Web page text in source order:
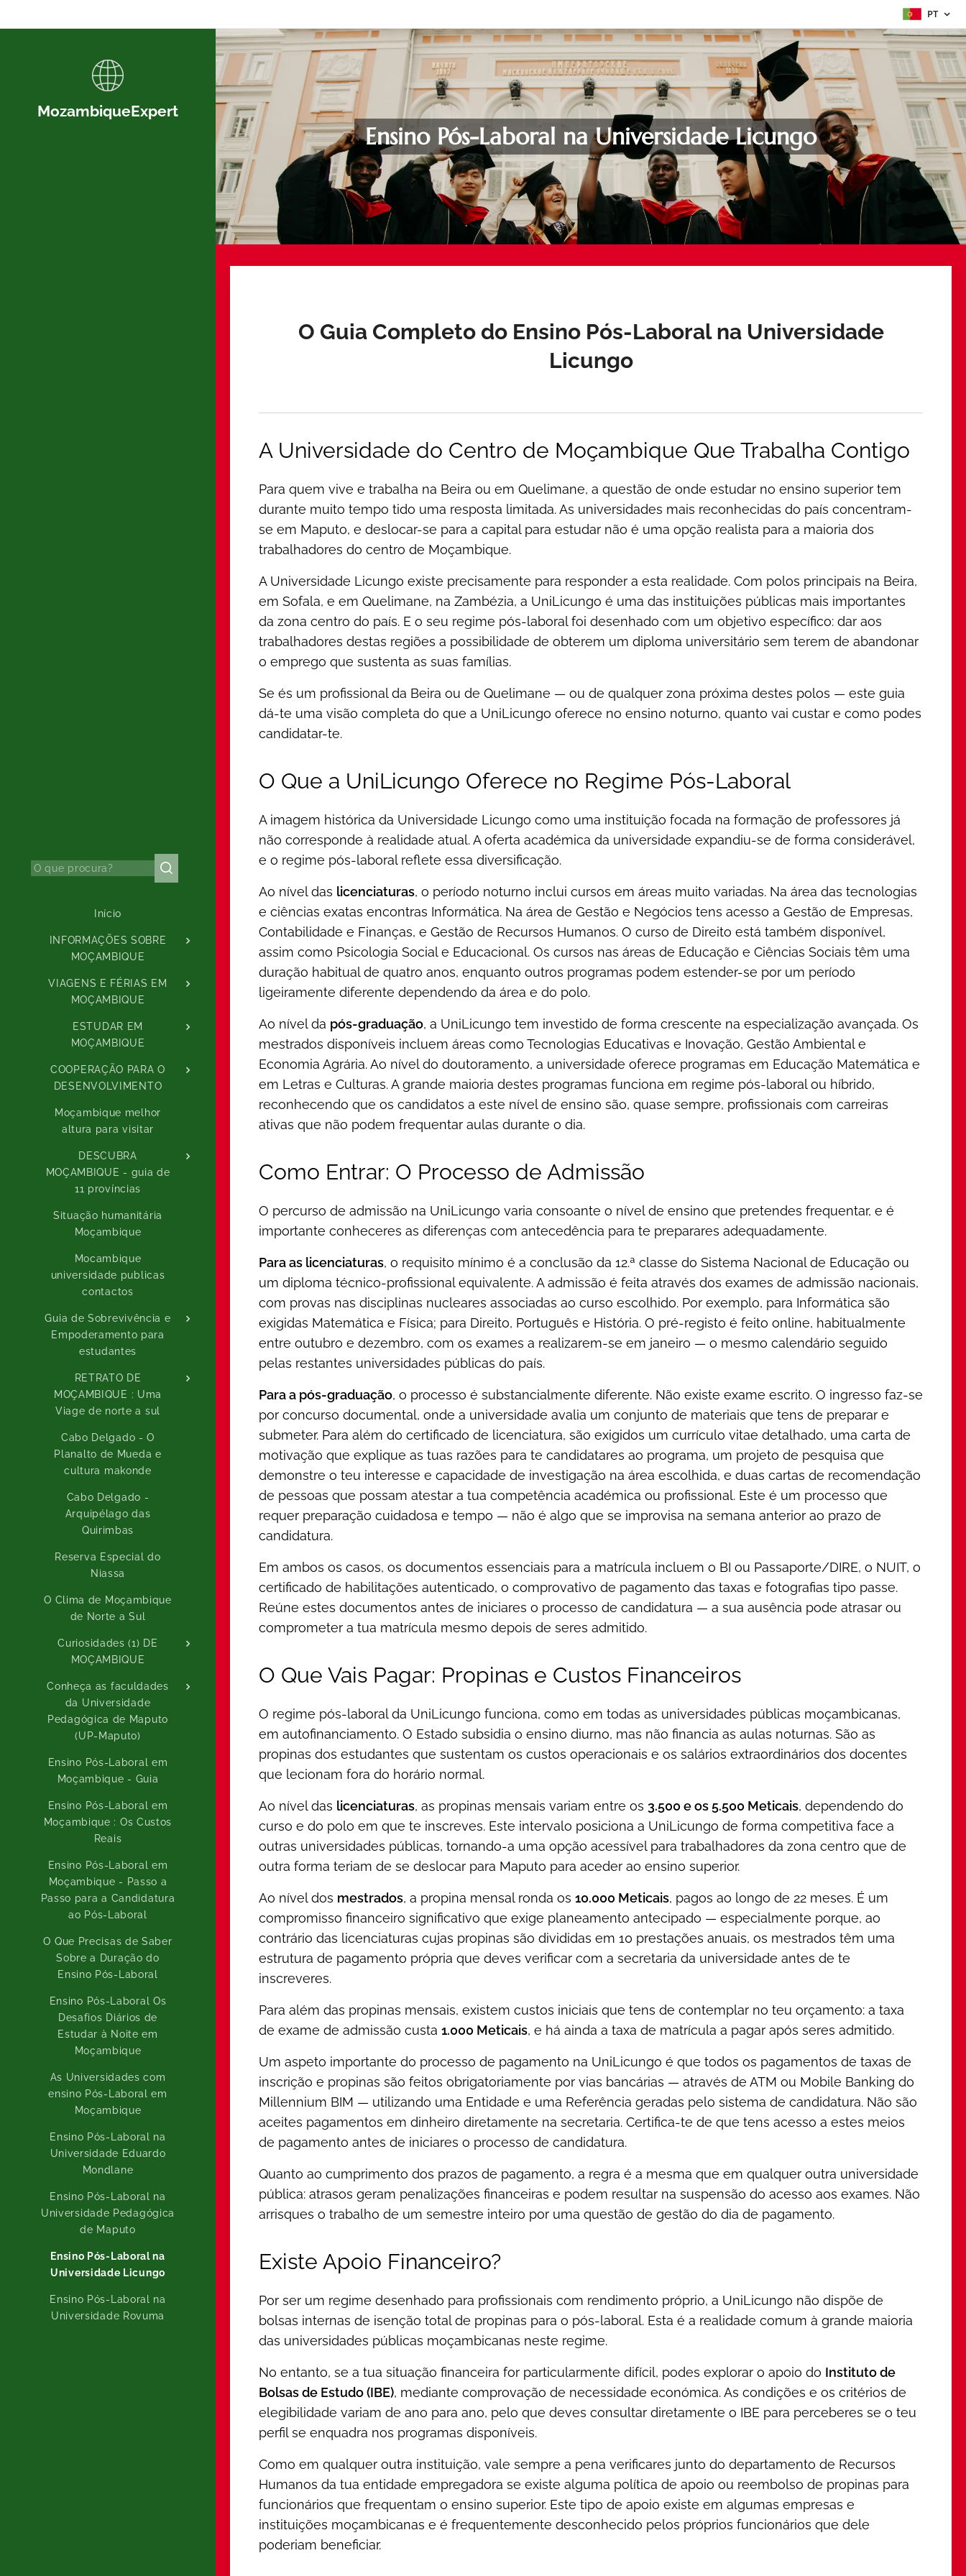
PT
MozambiqueExpert
Início
INFORMAÇÕES SOBRE
MOÇAMBIQUE
VIAGENS E FÉRIAS EM
MOÇAMBIQUE
ESTUDAR EM
MOÇAMBIQUE
COOPERAÇÃO PARA O
DESENVOLVIMENTO
Moçambique melhor
altura para visitar
DESCUBRA
MOÇAMBIQUE - guia de
11 províncias
Situação humanitária
Moçambique
Mocambique
universidade publicas
contactos
Guia de Sobrevivência e
Empoderamento para
estudantes
RETRATO DE
MOÇAMBIQUE : Uma
Viage de norte a sul
Cabo Delgado - O
Planalto de Mueda e
cultura makonde
Cabo Delgado -
Arquipélago das
Quirimbas
Reserva Especial do
Niassa
O Clima de Moçambique
de Norte a Sul
Curiosidades (1) DE
MOÇAMBIQUE
Conheça as faculdades
da Universidade
Pedagógica de Maputo
(UP-Maputo)
Ensino Pós-Laboral em
Moçambique - Guia
Ensino Pós-Laboral em
Moçambique : Os Custos
Reais
Ensino Pós-Laboral em
Moçambique - Passo a
Passo para a Candidatura
ao Pós-Laboral
O Que Precisas de Saber
Sobre a Duração do
Ensino Pós-Laboral
Ensino Pós-Laboral Os
Desafios Diários de
Estudar à Noite em
Moçambique
As Universidades com
ensino Pós-Laboral em
Moçambique
Ensino Pós-Laboral na
Universidade Eduardo
Mondlane
Ensino Pós-Laboral na
Universidade Pedagógica
de Maputo
Ensino Pós-Laboral na
Universidade Licungo
Ensino Pós-Laboral na
Universidade Rovuma
Ensino Pós-Laboral na Universidade Licungo
O Guia Completo do Ensino Pós-Laboral na Universidade
Licungo
A Universidade do Centro de Moçambique Que Trabalha Contigo
Para quem vive e trabalha na Beira ou em Quelimane, a questão de onde estudar no ensino superior tem
durante muito tempo tido uma resposta limitada. As universidades mais reconhecidas do país concentram-
se em Maputo, e deslocar-se para a capital para estudar não é uma opção realista para a maioria dos
trabalhadores do centro de Moçambique.
A Universidade Licungo existe precisamente para responder a esta realidade. Com polos principais na Beira,
em Sofala, e em Quelimane, na Zambézia, a UniLicungo é uma das instituições públicas mais importantes
da zona centro do país. E o seu regime pós-laboral foi desenhado com um objetivo específico: dar aos
trabalhadores destas regiões a possibilidade de obterem um diploma universitário sem terem de abandonar
o emprego que sustenta as suas famílias.
Se és um profissional da Beira ou de Quelimane — ou de qualquer zona próxima destes polos — este guia
dá-te uma visão completa do que a UniLicungo oferece no ensino noturno, quanto vai custar e como podes
candidatar-te.
O Que a UniLicungo Oferece no Regime Pós-Laboral
A imagem histórica da Universidade Licungo como uma instituição focada na formação de professores já
não corresponde à realidade atual. A oferta académica da universidade expandiu-se de forma considerável,
e o regime pós-laboral reflete essa diversificação.
Ao nível das licenciaturas, o período noturno inclui cursos em áreas muito variadas. Na área das tecnologias
e ciências exatas encontras Informática. Na área de Gestão e Negócios tens acesso a Gestão de Empresas,
Contabilidade e Finanças, e Gestão de Recursos Humanos. O curso de Direito está também disponível,
assim como Psicologia Social e Educacional. Os cursos nas áreas de Educação e Ciências Sociais têm uma
duração habitual de quatro anos, enquanto outros programas podem estender-se por um período
ligeiramente diferente dependendo da área e do polo.
Ao nível da pós-graduação, a UniLicungo tem investido de forma crescente na especialização avançada. Os
mestrados disponíveis incluem áreas como Tecnologias Educativas e Inovação, Gestão Ambiental e
Economia Agrária. Ao nível do doutoramento, a universidade oferece programas em Educação Matemática e
em Letras e Culturas. A grande maioria destes programas funciona em regime pós-laboral ou híbrido,
reconhecendo que os candidatos a este nível de ensino são, quase sempre, profissionais com carreiras
ativas que não podem frequentar aulas durante o dia.
Como Entrar: O Processo de Admissão
O percurso de admissão na UniLicungo varia consoante o nível de ensino que pretendes frequentar, e é
importante conheceres as diferenças com antecedência para te preparares adequadamente.
Para as licenciaturas, o requisito mínimo é a conclusão da 12.ª classe do Sistema Nacional de Educação ou
um diploma técnico-profissional equivalente. A admissão é feita através dos exames de admissão nacionais,
com provas nas disciplinas nucleares associadas ao curso escolhido. Por exemplo, para Informática são
exigidas Matemática e Física; para Direito, Português e História. O pré-registo é feito online, habitualmente
entre outubro e dezembro, com os exames a realizarem-se em janeiro — o mesmo calendário seguido
pelas restantes universidades públicas do país.
Para a pós-graduação, o processo é substancialmente diferente. Não existe exame escrito. O ingresso faz-se
por concurso documental, onde a universidade avalia um conjunto de materiais que tens de preparar e
submeter. Para além do certificado de licenciatura, são exigidos um currículo vitae detalhado, uma carta de
motivação que explique as tuas razões para te candidatares ao programa, um projeto de pesquisa que
demonstre o teu interesse e capacidade de investigação na área escolhida, e duas cartas de recomendação
de pessoas que possam atestar a tua competência académica ou profissional. Este é um processo que
requer preparação cuidadosa e tempo — não é algo que se improvisa na semana anterior ao prazo de
candidatura.
Em ambos os casos, os documentos essenciais para a matrícula incluem o BI ou Passaporte/DIRE, o NUIT, o
certificado de habilitações autenticado, o comprovativo de pagamento das taxas e fotografias tipo passe.
Reúne estes documentos antes de iniciares o processo de candidatura — a sua ausência pode atrasar ou
comprometer a tua matrícula mesmo depois de seres admitido.
O Que Vais Pagar: Propinas e Custos Financeiros
O regime pós-laboral da UniLicungo funciona, como em todas as universidades públicas moçambicanas,
em autofinanciamento. O Estado subsidia o ensino diurno, mas não financia as aulas noturnas. São as
propinas dos estudantes que sustentam os custos operacionais e os salários extraordinários dos docentes
que lecionam fora do horário normal.
Ao nível das licenciaturas, as propinas mensais variam entre os 3.500 e os 5.500 Meticais, dependendo do
curso e do polo em que te inscreves. Este intervalo posiciona a UniLicungo de forma competitiva face a
outras universidades públicas, tornando-a uma opção acessível para trabalhadores da zona centro que de
outra forma teriam de se deslocar para Maputo para aceder ao ensino superior.
Ao nível dos mestrados, a propina mensal ronda os 10.000 Meticais, pagos ao longo de 22 meses. É um
compromisso financeiro significativo que exige planeamento antecipado — especialmente porque, ao
contrário das licenciaturas cujas propinas são divididas em 10 prestações anuais, os mestrados têm uma
estrutura de pagamento própria que deves verificar com a secretaria da universidade antes de te
inscreveres.
Para além das propinas mensais, existem custos iniciais que tens de contemplar no teu orçamento: a taxa
de exame de admissão custa 1.000 Meticais, e há ainda a taxa de matrícula a pagar após seres admitido.
Um aspeto importante do processo de pagamento na UniLicungo é que todos os pagamentos de taxas de
inscrição e propinas são feitos obrigatoriamente por vias bancárias — através de ATM ou Mobile Banking do
Millennium BIM — utilizando uma Entidade e uma Referência geradas pelo sistema de candidatura. Não são
aceites pagamentos em dinheiro diretamente na secretaria. Certifica-te de que tens acesso a estes meios
de pagamento antes de iniciares o processo de candidatura.
Quanto ao cumprimento dos prazos de pagamento, a regra é a mesma que em qualquer outra universidade
pública: atrasos geram penalizações financeiras e podem resultar na suspensão do acesso aos exames. Não
arrisques o trabalho de um semestre inteiro por uma questão de gestão do dia de pagamento.
Existe Apoio Financeiro?
Por ser um regime desenhado para profissionais com rendimento próprio, a UniLicungo não dispõe de
bolsas internas de isenção total de propinas para o pós-laboral. Esta é a realidade comum à grande maioria
das universidades públicas moçambicanas neste regime.
No entanto, se a tua situação financeira for particularmente difícil, podes explorar o apoio do Instituto de
Bolsas de Estudo (IBE), mediante comprovação de necessidade económica. As condições e os critérios de
elegibilidade variam de ano para ano, pelo que deves consultar diretamente o IBE para perceberes se o teu
perfil se enquadra nos programas disponíveis.
Como em qualquer outra instituição, vale sempre a pena verificares junto do departamento de Recursos
Humanos da tua entidade empregadora se existe alguma política de apoio ou reembolso de propinas para
funcionários que frequentam o ensino superior. Este tipo de apoio existe em algumas empresas e
instituições moçambicanas e é frequentemente desconhecido pelos próprios funcionários que dele
poderiam beneficiar.